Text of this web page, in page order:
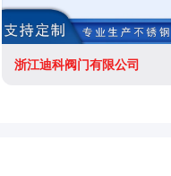
浙江迪科阀门有限公司